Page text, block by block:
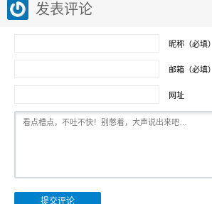
发表评论
昵称（必填）
邮箱（必填）
网址